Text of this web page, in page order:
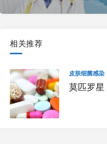
相关推荐
皮肤细菌感染